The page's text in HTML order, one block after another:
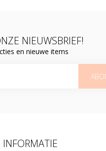
NIEUWSBRIEF!
en nieuwe items
INFORMATIE